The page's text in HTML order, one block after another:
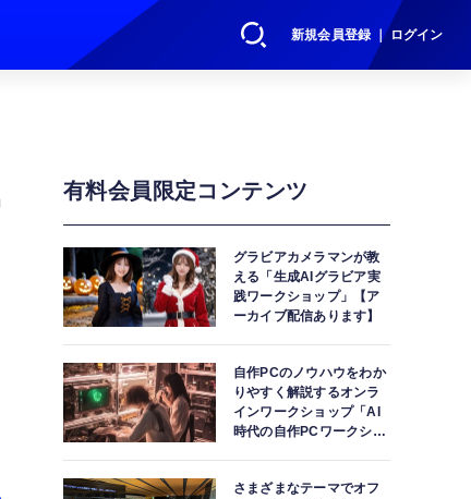
新規会員登録 ｜ ログイン
有料会員限定コンテンツ
グラビアカメラマンが教
える「生成AIグラビア実
践ワークショップ」【ア
ーカイブ配信あります】
自作PCのノウハウをわか
りやすく解説するオンラ
インワークショップ「AI
時代の自作PCワークショ
さまざまなテーマでオフ